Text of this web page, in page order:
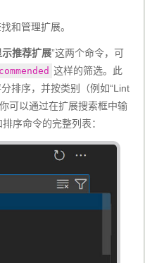
和管理扩展。
示推荐扩展”这两个命令，可
这样的筛选。此
排序，并按类别（例如“Lint
可以通过在扩展搜索框中输
序命令的完整列表：